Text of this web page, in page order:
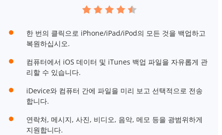
한 번의 클릭으로 iPhone/iPad/iPod의 모든 것을 백업하고
복원하십시오.
컴퓨터에서 iOS 데이터 및 iTunes 백업 파일을 자유롭게 관
리할 수 있습니다.
iDevice와 컴퓨터 간에 파일을 미리 보고 선택적으로 전송
합니다.
연락처, 메시지, 사진, 비디오, 음악, 메모 등을 광범위하게
지원합니다.